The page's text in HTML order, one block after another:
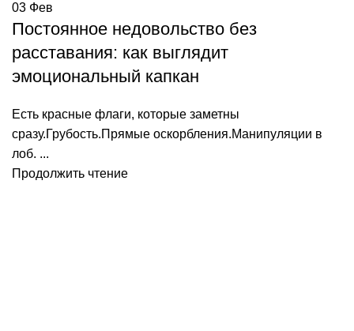
03 Фев
Постоянное недовольство без
расставания: как выглядит
эмоциональный капкан
Есть красные флаги, которые заметны
сразу.Грубость.Прямые оскорбления.Манипуляции в
лоб. ...
Продолжить чтение